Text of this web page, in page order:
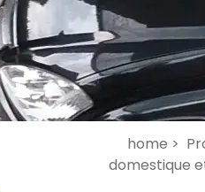
home >
domestique